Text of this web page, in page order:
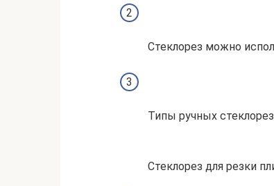
Стеклорез можно
Типы ручных
Стеклорез для резки